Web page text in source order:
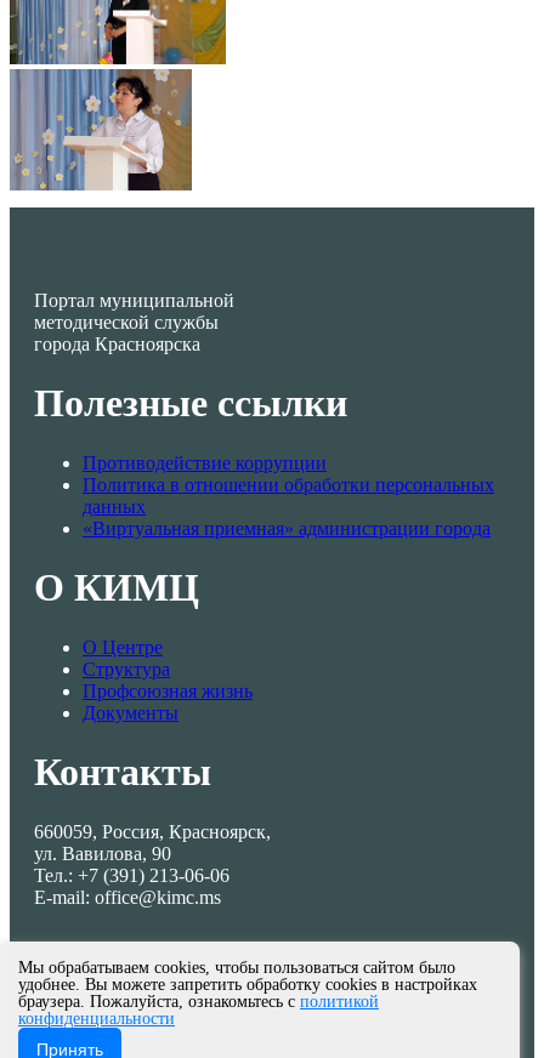
Портал муниципальной
методической службы
города Красноярска
Полезные ссылки
Противодействие коррупции
Политика в отношении обработки персональных
данных
«Виртуальная приемная» администрации города
О КИМЦ
О Центре
Структура
Профсоюзная жизнь
Документы
Контакты
660059, Россия, Красноярск,
ул. Вавилова, 90
Тел.: +7 (391) 213-06-06
E-mail: office@kimc.ms
© МКУ КИМЦ 2013-2026
Мы обрабатываем cookies, чтобы пользоваться сайтом было
удобнее. Вы можете запретить обработку cookies в настройках
браузера. Пожалуйста, ознакомьтесь с политикой
конфиденциальности
Принять